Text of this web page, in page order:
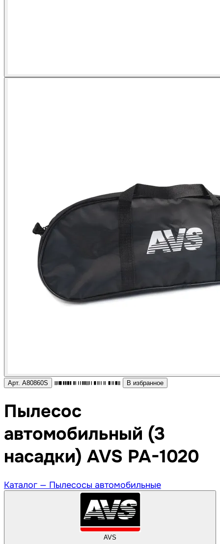
Арт. A80860S В избранное
Пылесос
автомобильный (3
насадки) AVS PA-1020
Каталог — Пылесосы автомобильные
AVS